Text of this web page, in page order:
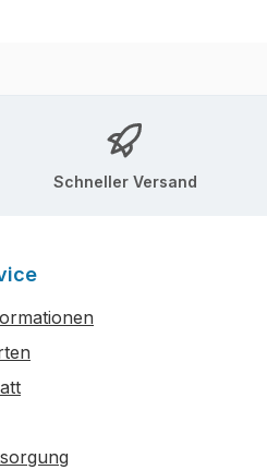
Schneller Versand